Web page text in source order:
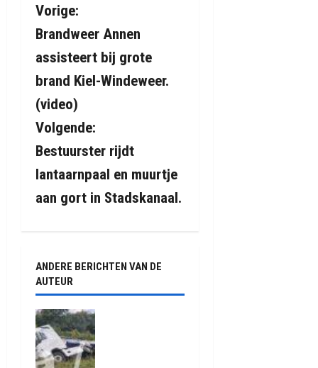
B
e
r
i
c
h
t
v
i
g
Vorige:
Brandweer Annen
assisteert bij grote
brand Kiel-Windeweer.
(video)
Volgende:
Bestuurster rijdt
lantaarnpaal en muurtje
aan gort in Stadskanaal.
ANDERE BERICHTEN VAN DE
AUTEUR